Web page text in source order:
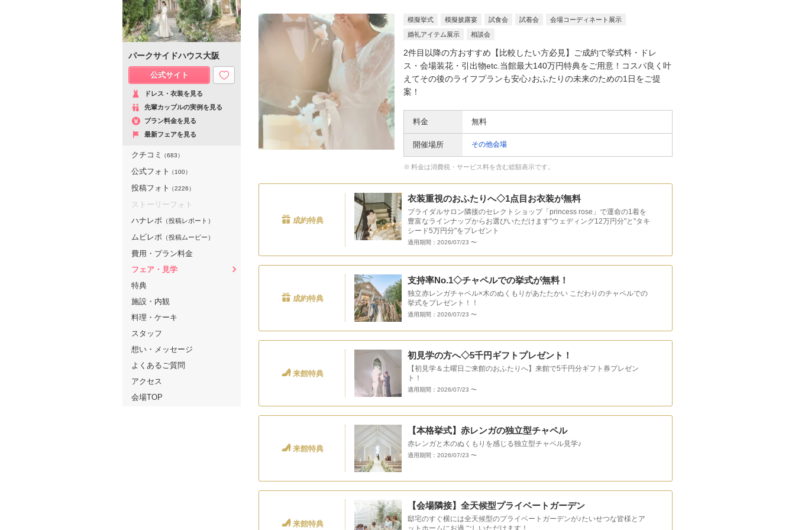
模擬挙式 模擬披露宴 試食会 試着会 会場コーディネート展示
婚礼アイテム展示 相談会
2件目以降の方おすすめ【比較したい方必見】ご成約で挙式料・ドレ
ス・会場装花・引出物etc.当館最大140万円特典をご用意！コスパ良く叶
えてその後のライフプランも安心♪おふたりの未来のための1日をご提
案！
料金 無料
開催場所 その他会場
料金は消費税・サービス料を含む総額表示です。
成約特典
衣装重視のおふたりへ◇1点目お衣装が無料
ブライダルサロン隣接のセレクトショップ「princess rose」で運命の1着を
豊富なラインナップからお選びいただけます"ウェディング12万円分"と"タキ
シード5万円分"をプレゼント
適用期間：2026/07/23 〜
成約特典
支持率No.1◇チャペルでの挙式が無料！
独立赤レンガチャペル×木のぬくもりがあたたかい こだわりのチャペルでの
挙式をプレゼント！！
適用期間：2026/07/23 〜
来館特典
初見学の方へ◇5千円ギフトプレゼント！
【初見学＆土曜日ご来館のおふたりへ】来館で5千円分ギフト券プレゼン
ト！
適用期間：2026/07/23 〜
来館特典
【本格挙式】赤レンガの独立型チャペル
赤レンガと木のぬくもりを感じる独立型チャペル見学♪
適用期間：2026/07/23 〜
来館特典
【会場隣接】全天候型プライベートガーデン
邸宅のすぐ横には全天候型のプライベートガーデンが♪たいせつな皆様とア
ットホームにお過ごしいただけます！
パークサイドハウス大阪
公式サイト
ドレス・衣装を見る
先輩カップルの実例を見る
プラン料金を見る
最新フェアを見る
クチコミ （683）
公式フォト （100）
投稿フォト （2226）
ストーリーフォト
ハナレポ （投稿レポート）
ムビレポ （投稿ムービー）
費用・プラン料金
フェア・見学
特典
施設・内観
料理・ケーキ
スタッフ
想い・メッセージ
よくあるご質問
アクセス
会場TOP